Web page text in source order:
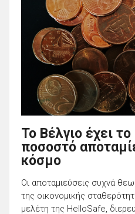
Το Βέλγιο έχει
ποσοστό
κόσμο
Οι αποταμιεύσεις συχνά
της οικονομικής
μελέτη της HelloSafe,